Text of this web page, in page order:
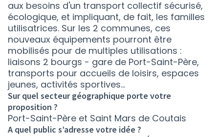
aux besoins d'un transport collectif sécurisé,
écologique, et impliquant, de fait, les familles
utilisatrices. Sur les 2 communes, ces
nouveaux équipements pourront être
mobilisés pour de multiples utilisations :
liaisons 2 bourgs - gare de Port-Saint-Père,
transports pour accueils de loisirs, espaces
jeunes, activités sportives...
Sur quel secteur géographique porte votre
proposition ?
Port-Saint-Père et Saint Mars de Coutais
A quel public s’adresse votre idée ?